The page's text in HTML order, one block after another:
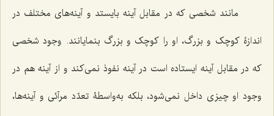
مانند شخصی که در مقابل آینه بایستد و آینه‌های مختلف در
اندازۀ کوچک و بزرگ، او را کوچک و بزرگ بنمایانند. وجود شخصی
که در مقابل آینه ایستاده است در آینه نفوذ نمی‌کند و از آینه هم در
وجود او چیزی داخل نمی‌شود، بلکه به‌واسطۀ تعدّد مرآئی و آینه‌ها،